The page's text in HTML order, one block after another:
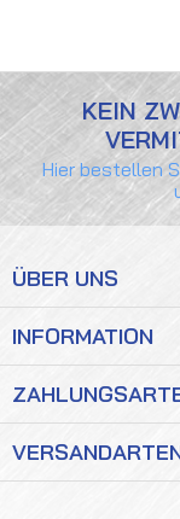
KEIN
Hier bestellen
ÜBER UNS
INFORMATION